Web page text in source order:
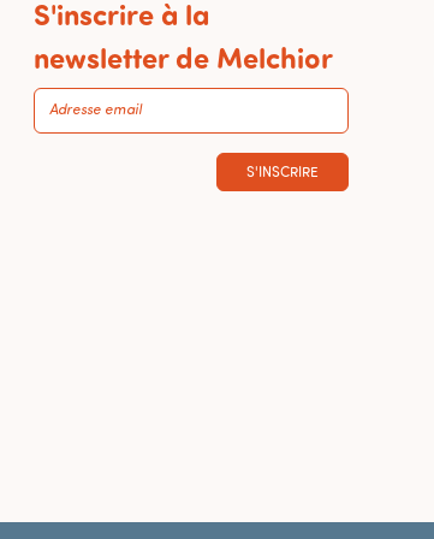
S'inscrire à la
newsletter de Melchior
S'INSCRIRE